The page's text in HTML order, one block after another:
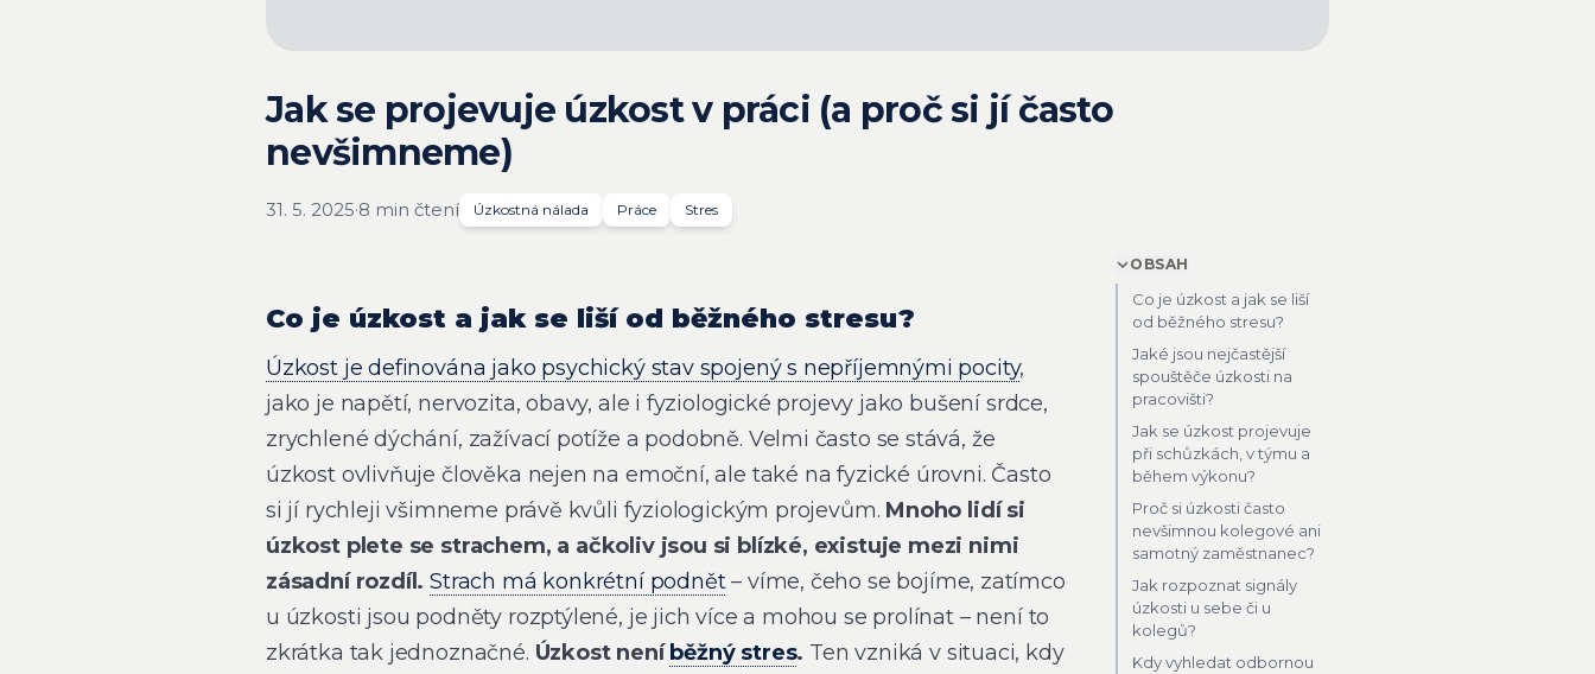
Jak se projevuje úzkost v práci (a proč si jí často
nevšimneme)
31. 5. 2025·8 min čtení Úzkostná nálada Práce Stres
Co je úzkost a jak se liší od běžného stresu?
Úzkost je definována jako psychický stav spojený s nepříjemnými pocity,
jako je napětí, nervozita, obavy, ale i fyziologické projevy jako bušení srdce,
zrychlené dýchání, zažívací potíže a podobně. Velmi často se stává, že
úzkost ovlivňuje člověka nejen na emoční, ale také na fyzické úrovni. Často
si jí rychleji všimneme právě kvůli fyziologickým projevům. Mnoho lidí si
úzkost plete se strachem, a ačkoliv jsou si blízké, existuje mezi nimi
zásadní rozdíl. Strach má konkrétní podnět– víme, čeho se bojíme, zatímco
u úzkosti jsou podněty rozptýlené, je jich více a mohou se prolínat – není to
zkrátka tak jednoznačné. Úzkost není běžný stres. Ten vzniká v situaci, kdy
OBSAH
Co je úzkost a jak se liší
od běžného stresu?
Jaké jsou nejčastější
spouštěče úzkosti na
pracovišti?
Jak se úzkost projevuje
při schůzkách, v týmu a
během výkonu?
Proč si úzkosti často
nevšimnou kolegové ani
samotný zaměstnanec?
Jak rozpoznat signály
úzkosti u sebe či u
kolegů?
Kdy vyhledat odbornou